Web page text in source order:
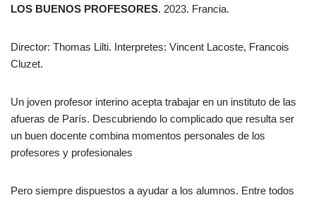
LOS BUENOS PROFESORES. 2023. Francia.
Director: Thomas Lilti. Interpretes: Vincent Lacoste, Francois
Cluzet.
Un joven profesor interino acepta trabajar en un instituto de las
afueras de París. Descubriendo lo complicado que resulta ser
un buen docente combina momentos personales de los
profesores y profesionales
Pero siempre dispuestos a ayudar a los alumnos. Entre todos